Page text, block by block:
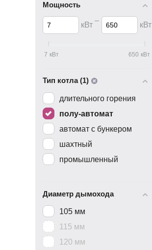
Мощность
кВт
–
кВт
7 кВт 650 кВт
Тип котла (1)
длительного горения
полу-автомат
автомат с бункером
шахтный
промышленный
Диаметр дымохода
105 мм
115 мм
120 мм